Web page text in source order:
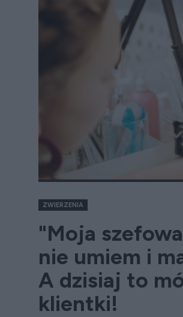
ZWIERZENIA
"Moja
nie umiem i
A dzisiaj to
klientki!